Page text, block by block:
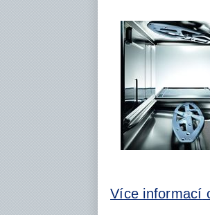
Více informací